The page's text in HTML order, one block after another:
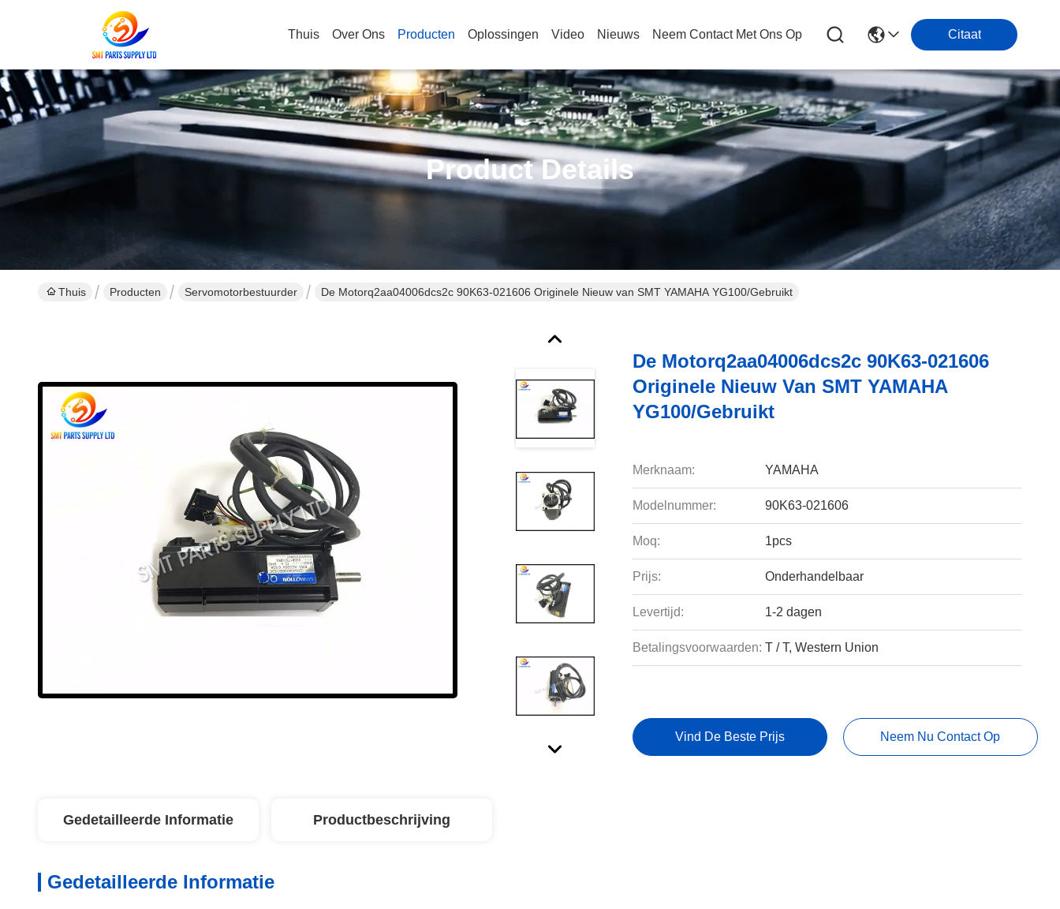
Thuis Over Ons Producten Oplossingen Video Nieuws Neem Contact Met Ons Op Citaat
Product Details
Thuis Producten Servomotorbestuurder De Motorq2aa04006dcs2c 90K63-021606 Originele Nieuw van SMT YAMAHA YG100/Gebruikt
De Motorq2aa04006dcs2c 90K63-021606
Originele Nieuw Van SMT YAMAHA
YG100/Gebruikt
Merknaam: YAMAHA
Modelnummer: 90K63-021606
Moq: 1pcs
Prijs: Onderhandelbaar
Levertijd: 1-2 dagen
Betalingsvoorwaarden: T / T, Western Union
Vind De Beste Prijs Neem Nu Contact Op
Gedetailleerde Informatie Productbeschrijving
Gedetailleerde Informatie